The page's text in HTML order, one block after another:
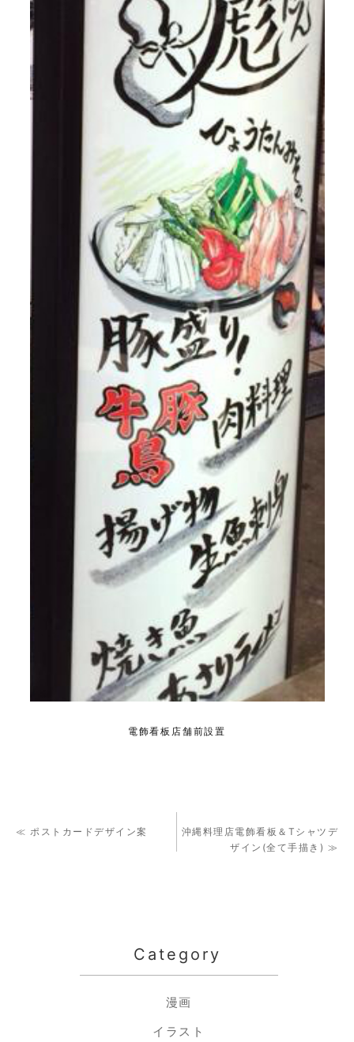
電飾看板店舗前設置
≪ ポストカードデザイン案
沖縄料理店電飾看板＆Tシャツデ
ザイン(全て手描き) ≫
Category
漫画
イラスト